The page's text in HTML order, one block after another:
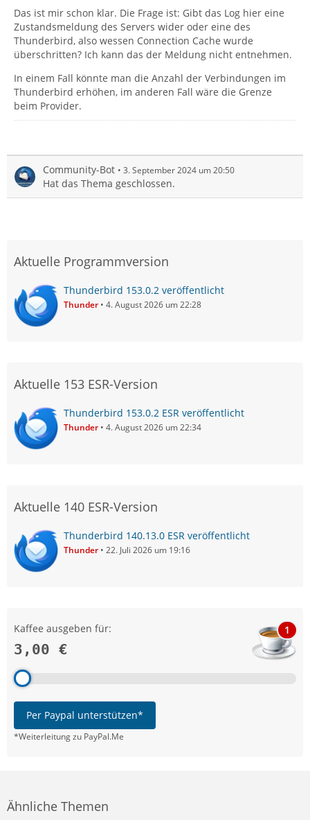
Das ist mir schon klar. Die Frage ist: Gibt das Log hier eine
Zustandsmeldung des Servers wider oder eine des
Thunderbird, also wessen Connection Cache wurde
überschritten? Ich kann das der Meldung nicht entnehmen.
In einem Fall könnte man die Anzahl der Verbindungen im
Thunderbird erhöhen, im anderen Fall wäre die Grenze
beim Provider.
Community-Bot 3. September 2024 um 20:50
Hat das Thema geschlossen.
Aktuelle Programmversion
Thunderbird 153.0.2 veröffentlicht
Thunder 4. August 2026 um 22:28
Aktuelle 153 ESR-Version
Thunderbird 153.0.2 ESR veröffentlicht
Thunder 4. August 2026 um 22:34
Aktuelle 140 ESR-Version
Thunderbird 140.13.0 ESR veröffentlicht
Thunder 22. Juli 2026 um 19:16
Kaffee ausgeben für:
3,00 €
1
Per Paypal unterstützen*
*Weiterleitung zu PayPal.Me
Ähnliche Themen